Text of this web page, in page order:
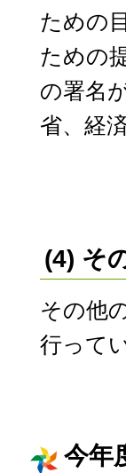
ための
ための
の署名
省、経
(4) そ
その他
行って
今年